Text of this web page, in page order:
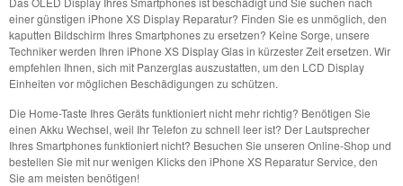
einer günstigen iPhone XS Display Reparatur? Finden Sie es unmöglich, den
kaputten Bildschirm Ihres Smartphones zu ersetzen? Keine Sorge, unsere
Techniker werden Ihren iPhone XS Display Glas in kürzester Zeit ersetzen. Wir
empfehlen Ihnen, sich mit Panzerglas auszustatten, um den LCD Display
Einheiten vor möglichen Beschädigungen zu schützen.
Die Home-Taste Ihres Geräts funktioniert nicht mehr richtig? Benötigen Sie
einen Akku Wechsel, weil Ihr Telefon zu schnell leer ist? Der Lautsprecher
Ihres Smartphones funktioniert nicht? Besuchen Sie unseren Online-Shop und
bestellen Sie mit nur wenigen Klicks den iPhone XS Reparatur Service, den
Sie am meisten benötigen!